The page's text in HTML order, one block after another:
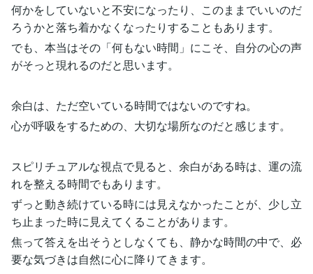
何かをしていないと不安になったり、このままでいいのだ
ろうかと落ち着かなくなったりすることもあります。
でも、本当はその「何もない時間」にこそ、自分の心の声
がそっと現れるのだと思います。
余白は、ただ空いている時間ではないのですね。
心が呼吸をするための、大切な場所なのだと感じます。
スピリチュアルな視点で見ると、余白がある時は、運の流
れを整える時間でもあります。
ずっと動き続けている時には見えなかったことが、少し立
ち止まった時に見えてくることがあります。
焦って答えを出そうとしなくても、静かな時間の中で、必
要な気づきは自然に心に降りてきます。